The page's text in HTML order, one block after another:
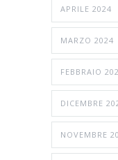
APRILE 2024
MARZO 2024
FEBBRAIO
DICEMBRE
NOVEMBRE